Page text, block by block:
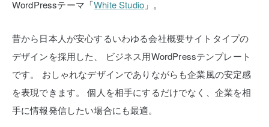
WordPressテーマ「White Studio 」。
昔から日本人が安心するいわゆる会社概要サイトタイプの
デザインを採用した、
ビジネス用WordPressテンプレート
です。
おしゃれなデザインでありながらも企業風の安定感
を表現できます。
個人を相手にするだけでなく、企業を相
手に情報発信したい場合にも最適。